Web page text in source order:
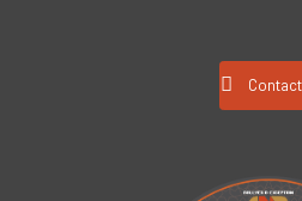
Contact